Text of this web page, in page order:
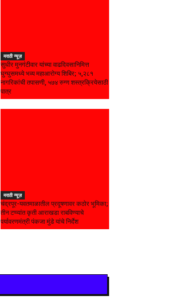
मराठी न्यूज़
सुधीर मुनगंटीवार यांच्या वाढदिवसानिमित्त
घुग्घुसमध्ये भव्य महाआरोग्य शिबिर; ५,२८१
नागरिकांची तपासणी, ५७४ रुग्ण शस्त्रक्रियेसाठी
पात्र
मराठी न्यूज़
चंद्रपूर-यवतमाळातील प्रदूषणावर कठोर भूमिका;
तीन टप्प्यांत कृती आराखडा राबविण्याचे
पर्यावरणमंत्री पंकजा मुंडे यांचे निर्देश